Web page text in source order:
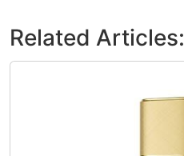
Related Articles: